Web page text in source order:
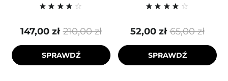
210,00 zł
147,00 zł
SPRAWDŹ
65,00 zł
52,00 zł
SPRAWDŹ